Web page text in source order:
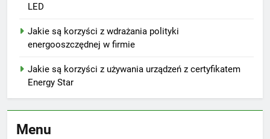
LED
Jakie są korzyści z wdrażania polityki
energooszczędnej w firmie
Jakie są korzyści z używania urządzeń z certyfikatem
Energy Star
Menu